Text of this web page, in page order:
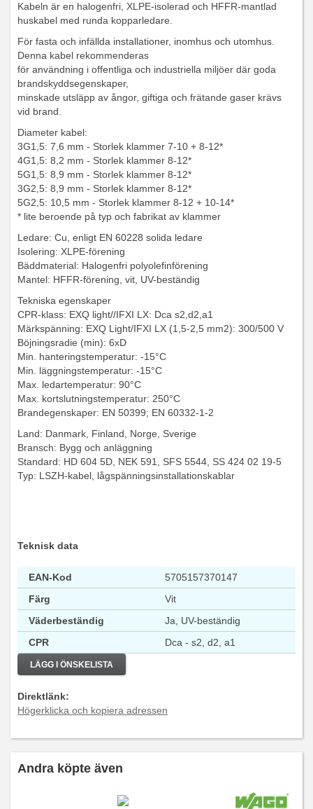
Kabeln är en halogenfri, XLPE-isolerad och HFFR-mantlad
huskabel med runda kopparledare.
För fasta och infällda installationer, inomhus och utomhus.
Denna kabel rekommenderas
för användning i offentliga och industriella miljöer där goda
brandskyddsegenskaper,
minskade utsläpp av ångor, giftiga och frätande gaser krävs
vid brand.
Diameter kabel:
3G1,5: 7,6 mm - Storlek klammer 7-10 + 8-12*
4G1,5: 8,2 mm - Storlek klammer 8-12*
5G1,5: 8,9 mm - Storlek klammer 8-12*
3G2,5: 8,9 mm - Storlek klammer 8-12*
5G2,5: 10,5 mm - Storlek klammer 8-12 + 10-14*
* lite beroende på typ och fabrikat av klammer
Ledare: Cu, enligt EN 60228 solida ledare
Isolering: XLPE-förening
Bäddmaterial: Halogenfri polyolefinförening
Mantel: HFFR-förening, vit, UV-beständig
Tekniska egenskaper
CPR-klass: EXQ light//IFXI LX: Dca s2,d2,a1
Märkspänning: EXQ Light/IFXI LX (1,5-2,5 mm2): 300/500 V
Böjningsradie (min): 6xD
Min. hanteringstemperatur: -15°C
Min. läggningstemperatur: -15°C
Max. ledartemperatur: 90°C
Max. kortslutningstemperatur: 250°C
Brandegenskaper: EN 50399; EN 60332-1-2
Land: Danmark, Finland, Norge, Sverige
Bransch: Bygg och anläggning
Standard: HD 604 5D, NEK 591, SFS 5544, SS 424 02 19-5
Typ: LSZH-kabel, lågspänningsinstallationskablar
Teknisk data
EAN-Kod
5705157370147
Färg
Vit
Väderbeständig
Ja, UV-beständig
CPR
Dca - s2, d2, a1
LÄGG I ÖNSKELISTA
Direktlänk:
Högerklicka och kopiera adressen
Andra köpte även